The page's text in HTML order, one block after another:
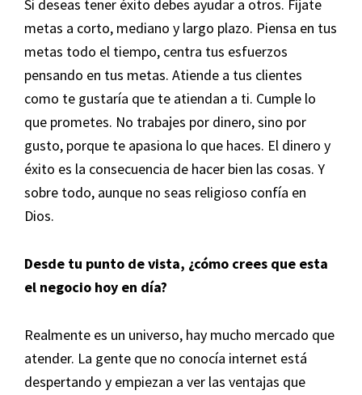
Si deseas tener éxito debes ayudar a otros. Fíjate
metas a corto, mediano y largo plazo. Piensa en tus
metas todo el tiempo, centra tus esfuerzos
pensando en tus metas. Atiende a tus clientes
como te gustaría que te atiendan a ti. Cumple lo
que prometes. No trabajes por dinero, sino por
gusto, porque te apasiona lo que haces. El dinero y
éxito es la consecuencia de hacer bien las cosas. Y
sobre todo, aunque no seas religioso confía en
Dios.
Desde tu punto de vista, ¿cómo crees que esta
el negocio hoy en día?
Realmente es un universo, hay mucho mercado que
atender. La gente que no conocía internet está
despertando y empiezan a ver las ventajas que